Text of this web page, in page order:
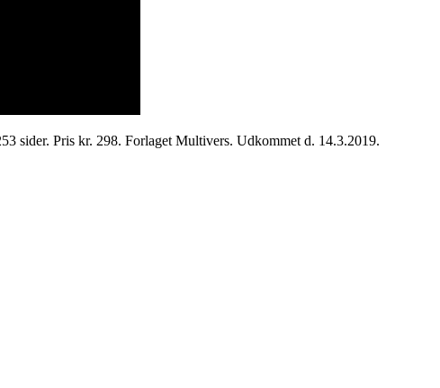
Pris kr. 298. Forlaget Multivers. Udkommet d. 14.3.2019.